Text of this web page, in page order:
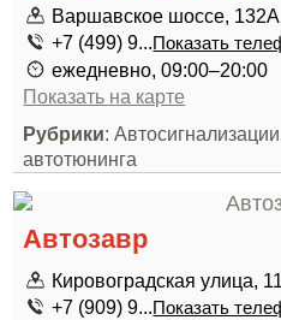
Варшавское шоссе,
+7 (499) 9...Показать
ежедневно, 09:00–20:00
Показать на карте
Рубрики:
автотюнинга
Автозавр
Кировоградская улица,
+7 (909) 9...Показать